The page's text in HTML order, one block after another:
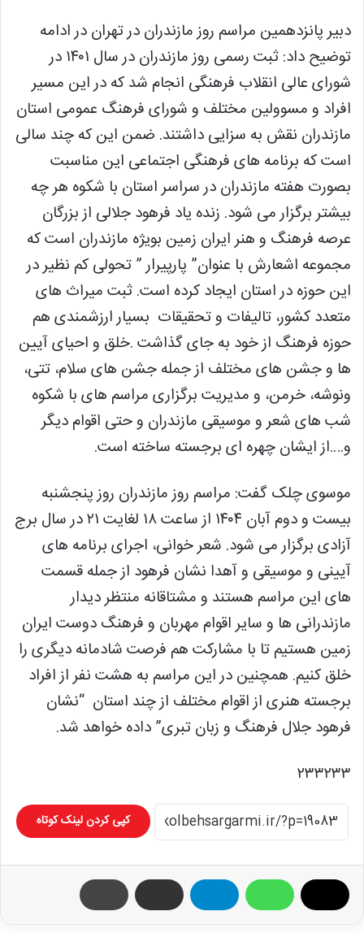
دبیر پانزدهمین مراسم روز مازندران در تهران در ادامه
توضیح داد: ثبت رسمی روز مازندران در سال ۱۴۰۱ در
شورای عالی انقلاب فرهنگی انجام شد که در این مسیر
افراد و مسوولین مختلف و شورای فرهنگ عمومی استان
مازندران نقش به سزایی داشتند. ضمن این که چند سالی
است که برنامه های فرهنگی اجتماعی این مناسبت
بصورت هفته مازندران در سراسر استان با شکوه هر چه
بیشتر برگزار می شود. زنده یاد فرهود جلالی از بزرگان
عرصه فرهنگ و هنر ایران زمین بویژه مازندران است که
مجموعه اشعارش با عنوان” پارپیرار ” تحولی کم نظیر در
این حوزه در استان ایجاد کرده است. ثبت میراث های
متعدد کشور، تالیفات و تحقیقات بسیار ارزشمندی هم
حوزه فرهنگ از خود به جای گذاشت‌ .خلق و احیای آیین
ها و جشن های مختلف از جمله جشن های سلام، تتی،
ونوشه، خرمن، و مدیریت برگزاری مراسم های با شکوه
شب های شعر و موسیقی مازندران و حتی اقوام دیگر
و….از ایشان چهره ای برجسته ساخته است.
موسوی چلک گفت: مراسم روز مازندران روز پنجشنبه
بیست و دوم آبان ۱۴۰۴ از ساعت ۱۸ لغایت ۲۱ در سال برج
آزادی برگزار می شود. شعر خوانی، اجرای برنامه های
آیینی و موسیقی و آهدا نشان فرهود از جمله قسمت
های این مراسم هستند و مشتاقانه منتظر دیدار
مازندرانی ها و سایر اقوام مهربان و فرهنگ دوست ایران
زمین هستیم تا با مشارکت هم فرصت شادمانه دیگری را
خلق کنیم. همچنین در این مراسم به هشت نفر از افراد
برجسته هنری از اقوام مختلف از چند استان “نشان
فرهود جلال فرهنگ و زبان تبری” داده خواهد شد.
۲۳۳۲۳۳
کپی کردن لینک کوتاه